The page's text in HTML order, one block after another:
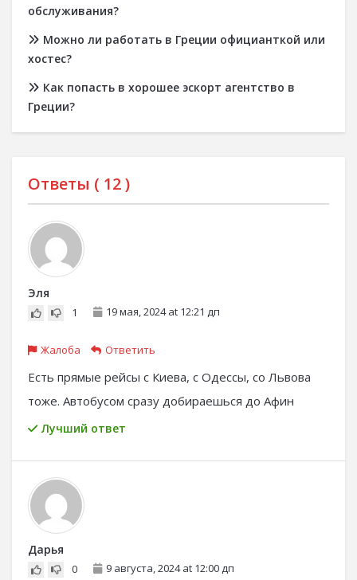
обслуживания?
Можно ли работать в Греции официанткой или
хостес?
Как попасть в хорошее эскорт агентство в
Греции?
Ответы ( 12)
Эля
1 19 мая, 2024 at 12:21 дп
Жалоба Ответить
Есть прямые рейсы с Киева, с Одессы, со Львова
тоже. Автобусом сразу добираешься до Афин
Лучший ответ
Дарья
0 9 августа, 2024 at 12:00 дп